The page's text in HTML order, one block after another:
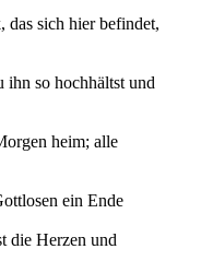
das sich hier befindet,
ihn so hochhältst und
heim; alle
ein Ende
die Herzen und